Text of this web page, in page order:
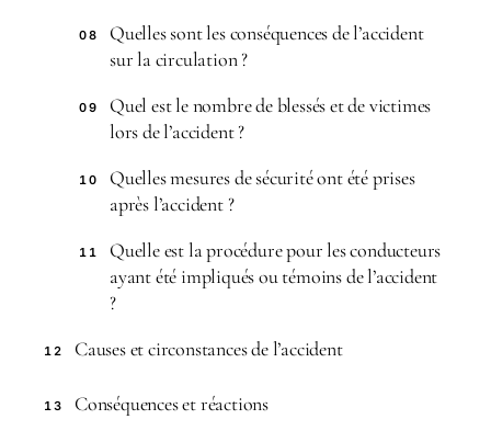
08
Quelles sont les conséquences de l’accident
sur la circulation ?
09
Quel est le nombre de blessés et de victimes
lors de l’accident ?
10
Quelles mesures de sécurité ont été prises
après l’accident ?
11
Quelle est la procédure pour les conducteurs
ayant été impliqués ou témoins de l’accident
?
12 Causes et circonstances de l’accident
13 Conséquences et réactions